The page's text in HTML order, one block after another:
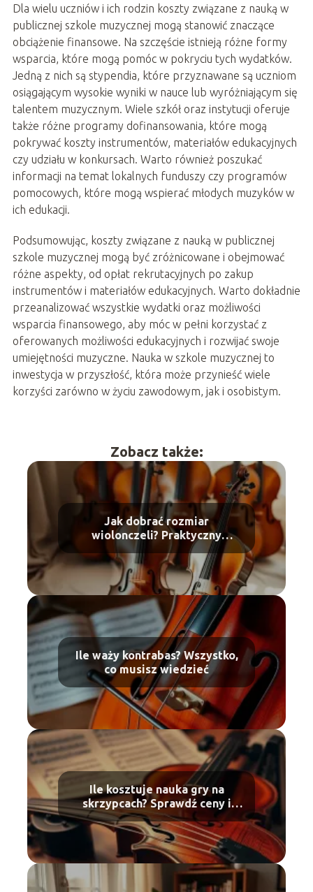
Dla wielu uczniów i ich rodzin koszty związane z nauką w
publicznej szkole muzycznej mogą stanowić znaczące
obciążenie finansowe. Na szczęście istnieją różne formy
wsparcia, które mogą pomóc w pokryciu tych wydatków.
Jedną z nich są stypendia, które przyznawane są uczniom
osiągającym wysokie wyniki w nauce lub wyróżniającym się
talentem muzycznym. Wiele szkół oraz instytucji oferuje
także różne programy dofinansowania, które mogą
pokrywać koszty instrumentów, materiałów edukacyjnych
czy udziału w konkursach. Warto również poszukać
informacji na temat lokalnych funduszy czy programów
pomocowych, które mogą wspierać młodych muzyków w
ich edukacji.
Podsumowując, koszty związane z nauką w publicznej
szkole muzycznej mogą być zróżnicowane i obejmować
różne aspekty, od opłat rekrutacyjnych po zakup
instrumentów i materiałów edukacyjnych. Warto dokładnie
przeanalizować wszystkie wydatki oraz możliwości
wsparcia finansowego, aby móc w pełni korzystać z
oferowanych możliwości edukacyjnych i rozwijać swoje
umiejętności muzyczne. Nauka w szkole muzycznej to
inwestycja w przyszłość, która może przynieść wiele
korzyści zarówno w życiu zawodowym, jak i osobistym.
Zobacz także:
Jak dobrać rozmiar
wiolonczeli? Praktyczny
przewodnik dla muzyków
Ile waży kontrabas? Wszystko,
co musisz wiedzieć
Ile kosztuje nauka gry na
skrzypcach? Sprawdź ceny i
oferty